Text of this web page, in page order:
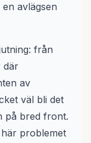
avlägsen
från
där
av
väl bli det
på bred front.
problemet